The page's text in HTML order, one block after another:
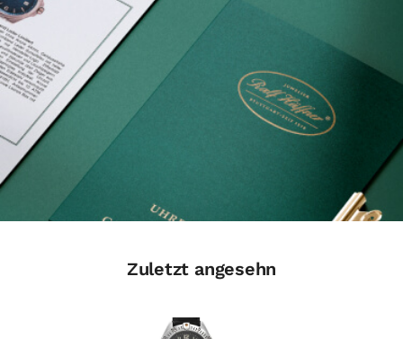
Zuletzt angesehn